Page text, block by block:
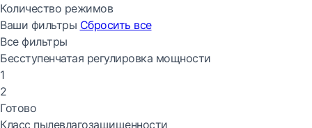
Количество режимов
Ваши фильтры Сбросить все
Все фильтры
Бесступенчатая регулировка мощности
1
2
Готово
Класс пылевлагозащищенности